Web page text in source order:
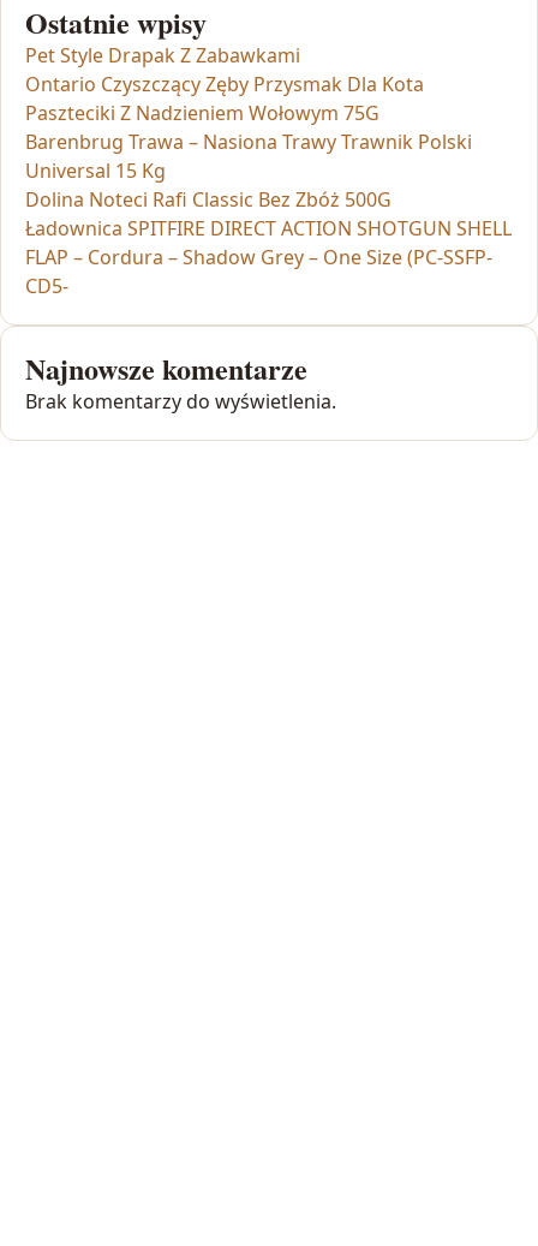
Ostatnie wpisy
Pet Style Drapak Z Zabawkami
Ontario Czyszczący Zęby Przysmak Dla Kota
Paszteciki Z Nadzieniem Wołowym 75G
Barenbrug Trawa – Nasiona Trawy Trawnik Polski
Universal 15 Kg
Dolina Noteci Rafi Classic Bez Zbóż 500G
Ładownica SPITFIRE DIRECT ACTION SHOTGUN SHELL
FLAP – Cordura – Shadow Grey – One Size (PC-SSFP-
CD5-
Najnowsze komentarze
Brak komentarzy do wyświetlenia.